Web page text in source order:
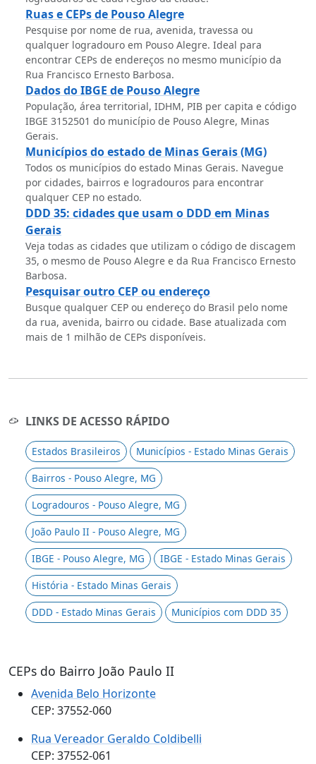
Ruas e CEPs de Pouso Alegre
Pesquise por nome de rua, avenida, travessa ou
qualquer logradouro em Pouso Alegre. Ideal para
encontrar CEPs de endereços no mesmo município da
Rua Francisco Ernesto Barbosa.
Dados do IBGE de Pouso Alegre
População, área territorial, IDHM, PIB per capita e código
IBGE 3152501 do município de Pouso Alegre, Minas
Gerais.
Municípios do estado de Minas Gerais (MG)
Todos os municípios do estado Minas Gerais. Navegue
por cidades, bairros e logradouros para encontrar
qualquer CEP no estado.
DDD 35: cidades que usam o DDD em Minas
Gerais
Veja todas as cidades que utilizam o código de discagem
35, o mesmo de Pouso Alegre e da Rua Francisco Ernesto
Barbosa.
Pesquisar outro CEP ou endereço
Busque qualquer CEP ou endereço do Brasil pelo nome
da rua, avenida, bairro ou cidade. Base atualizada com
mais de 1 milhão de CEPs disponíveis.
LINKS DE ACESSO RÁPIDO
Estados Brasileiros
Municípios - Estado Minas Gerais
Bairros - Pouso Alegre, MG
Logradouros - Pouso Alegre, MG
João Paulo II - Pouso Alegre, MG
IBGE - Pouso Alegre, MG
IBGE - Estado Minas Gerais
História - Estado Minas Gerais
DDD - Estado Minas Gerais
Municípios com DDD 35
CEPs do Bairro João Paulo II
Avenida Belo Horizonte
CEP: 37552-060
Rua Vereador Geraldo Coldibelli
CEP: 37552-061